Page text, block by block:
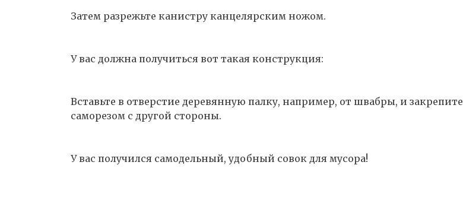
Затем разрежьте канистру канцелярским ножом.
У вас должна получиться вот такая конструкция:
Вставьте в отверстие деревянную палку, например, от швабры, и закрепите
саморезом с другой стороны.
У вас получился самодельный, удобный совок для мусора!